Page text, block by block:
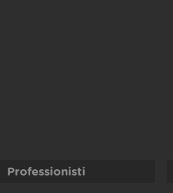
Professionisti